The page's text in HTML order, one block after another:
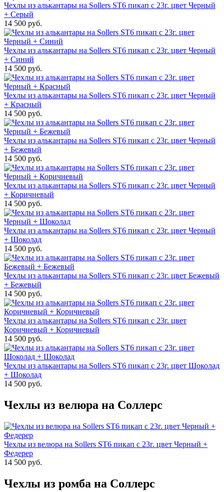
Чехлы из алькантары на Sollers ST6 пикап с 23г. цвет Черный
+ Серый
14 500 руб.
Чехлы из алькантары на Sollers ST6 пикап с 23г. цвет Черный
+ Синий
14 500 руб.
Чехлы из алькантары на Sollers ST6 пикап с 23г. цвет Черный
+ Красный
14 500 руб.
Чехлы из алькантары на Sollers ST6 пикап с 23г. цвет Черный
+ Бежевый
14 500 руб.
Чехлы из алькантары на Sollers ST6 пикап с 23г. цвет Черный
+ Коричневый
14 500 руб.
Чехлы из алькантары на Sollers ST6 пикап с 23г. цвет Черный
+ Шоколад
14 500 руб.
Чехлы из алькантары на Sollers ST6 пикап с 23г. цвет Бежевый
+ Бежевый
14 500 руб.
Чехлы из алькантары на Sollers ST6 пикап с 23г. цвет
Коричневый + Коричневый
14 500 руб.
Чехлы из алькантары на Sollers ST6 пикап с 23г. цвет Шоколад
+ Шоколад
14 500 руб.
Чехлы из велюра на Соллерс
Чехлы из велюра на Sollers ST6 пикап с 23г. цвет Черный +
Федерер
14 500 руб.
Чехлы из ромба на Соллерс